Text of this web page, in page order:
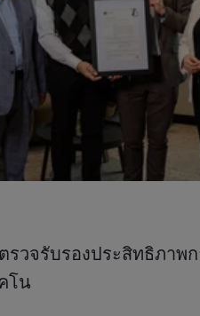
วจรับรองประสิทธิภาพ
โน